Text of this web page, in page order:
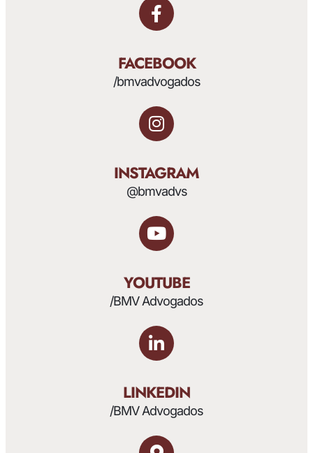
FACEBOOK
/bmvadvogados
INSTAGRAM
@bmvadvs
YOUTUBE
/BMV Advogados
LINKEDIN
/BMV Advogados